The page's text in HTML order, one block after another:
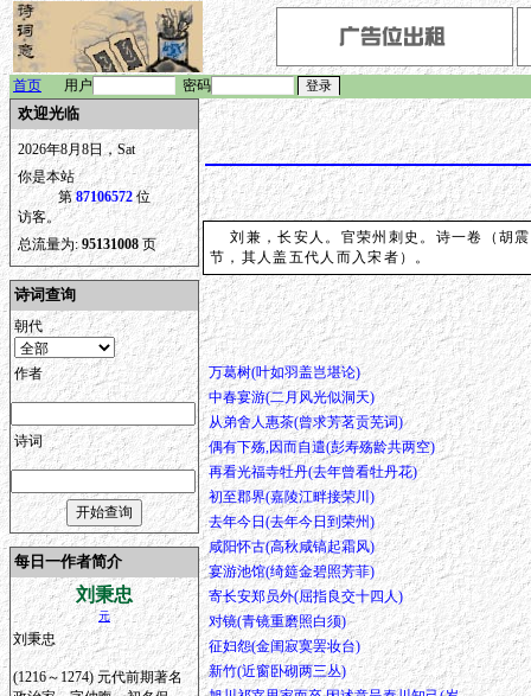
首页 用户 密码
欢迎光临
2026年8月8日，Sat
你是本站
第87106572位
访客。
总流量为:95131008 页
诗词查询
朝代
作者
诗词
每日一作者简介
刘秉忠
元
刘秉忠
(1216～1274) 元代前期著名
刘兼，长安人。官荣州刺史。诗一卷（胡
节，其人盖五代人而入宋者）。
万葛树(叶如羽盖岂堪论)
中春宴游(二月风光似洞天)
从弟舍人惠茶(曾求芳茗贡芜词)
偶有下殇,因而自遣(彭寿殇龄共两空)
再看光福寺牡丹(去年曾看牡丹花)
初至郡界(嘉陵江畔接荣川)
去年今日(去年今日到荣州)
咸阳怀古(高秋咸镐起霜风)
宴游池馆(绮筵金碧照芳菲)
寄长安郑员外(屈指良交十四人)
对镜(青镜重磨照白须)
征妇怨(金闺寂寞罢妆台)
新竹(近窗卧砌两三丛)